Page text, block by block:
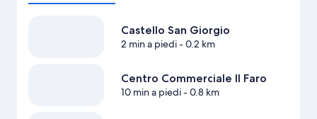
Castello San Giorgio
2 min a piedi- 0.2 km
Centro Commerciale Il Faro
10 min a piedi- 0.8 km